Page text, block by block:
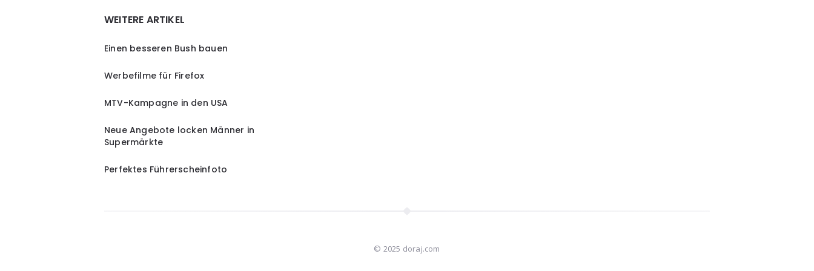
WEITERE ARTIKEL
Einen besseren Bush bauen
Werbefilme für Firefox
MTV-Kampagne in den USA
Neue Angebote locken Männer in
Supermärkte
Perfektes Führerscheinfoto
© 2025 doraj.com